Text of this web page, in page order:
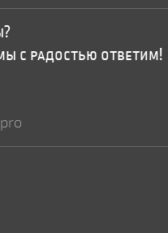
с радостью ответим!